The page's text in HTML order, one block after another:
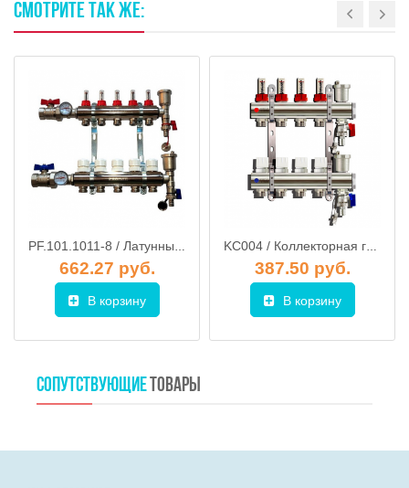
СМОТРИТЕ ТАКЖЕ:
PF.101.1011-8 / Латунный коллектор на 8 выходов, PROFITT купить в Минске
662.27 руб.
В корзину
KC004 / Коллекторная группа на 4 выхода, расходомер, воздухоотводчик, сливной кран, TIM
387.50 руб.
В корзину
СОПУТСТВУЮЩИЕ ТОВАРЫ